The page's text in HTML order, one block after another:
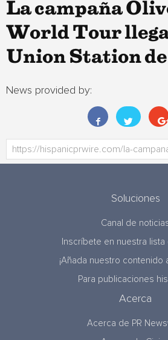
La campaña
World Tour
Union Station
News provided by:
Soluciones
Canal de
Inscríbete en nuestra
¡Añada nuestro contenido
Para publicaciones
Acerca
Acerca de PR